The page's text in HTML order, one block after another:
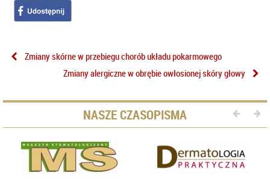
Zmiany skórne w przebiegu chorób układu pokarmowego
Zmiany alergiczne w obrębie owłosionej skóry głowy
NASZE CZASOPISMA